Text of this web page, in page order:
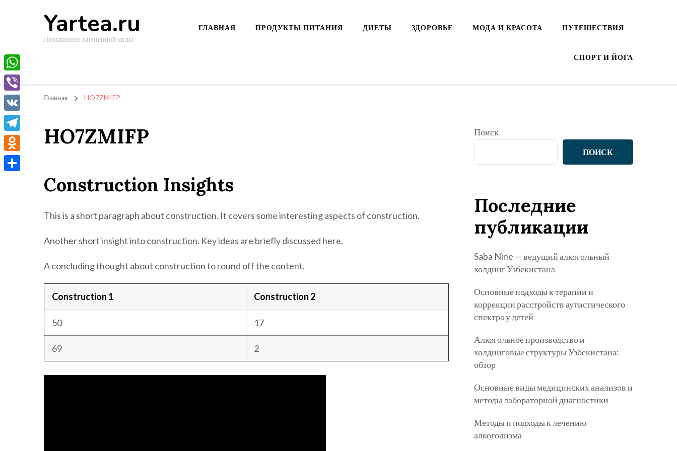
Yartea.ru
Повышение жизненной силы
ГЛАВНАЯ ПРОДУКТЫ ПИТАНИЯ ДИЕТЫ ЗДОРОВЬЕ МОДА И КРАСОТА ПУТЕШЕСТВИЯ
СПОРТ И ЙОГА
Главная HO7ZMIFP
HO7ZMIFP
Construction Insights
This is a short paragraph about construction. It covers some interesting aspects of construction.
Another short insight into construction. Key ideas are briefly discussed here.
A concluding thought about construction to round off the content.
Construction 1 Construction 2
50 17
69 2
Поиск
ПОИСК
Последние
публикации
Saba Nine — ведущий алкогольный
холдинг Узбекистана
Основные подходы к терапии и
коррекции расстройств аутистического
спектра у детей
Алкогольное производство и
холдинговые структуры Узбекистана:
обзор
Основные виды медицинских анализов и
методы лабораторной диагностики
Методы и подходы к лечению
алкоголизма
WhatsApp
Viber
VK
Telegram
Odnoklassniki
Отправить